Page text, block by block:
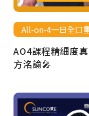
All-on-4一日全口
AO4課程精細度
方洺諭🎤